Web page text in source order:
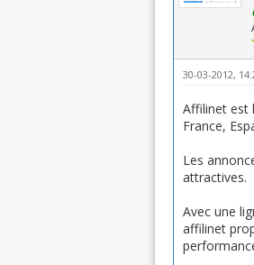
30-03-2012,
Affilinet est
France,
Les
attractives.
Avec une
affilinet